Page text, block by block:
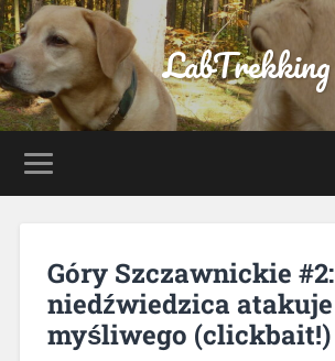
LabTrekking
Góry Szczawnickie #2:
niedźwiedzica atakuje
myśliwego (clickbait!)